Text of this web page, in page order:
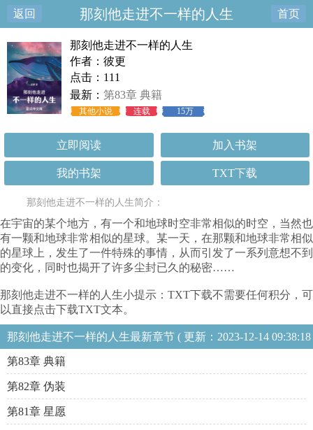
返回 那刻他走进不一样的人生 首页
那刻他走进不一样的人生
作者：彼更
点击：111
最新： 第83章 典籍
其他小说 连载 15万
立即阅读 加入书架
我的书架 TXT下载
那刻他走进不一样的人生简介：
在宇宙的某个地方，有一个和地球时空非常相似的时空，当然也
有一颗和地球非常相似的星球。某一天，在那颗和地球非常相似
的星球上，发生了一件特殊的事情，从而引发了一系列意想不到
的变化，同时也揭开了许多尘封已久的秘密……
那刻他走进不一样的人生小提示：TXT下载不需要任何积分，可
以直接点击下载TXT文本。
那刻他走进不一样的人生最新章节 ( 更新：2023-12-14 09:38:18
)
第83章 典籍
第82章 伪装
第81章 星愿